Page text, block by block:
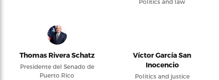
Politics and law
Thomas Rivera Schatz
Presidente del Senado de
Puerto Rico
Víctor García San
Inocencio
Politics and justice